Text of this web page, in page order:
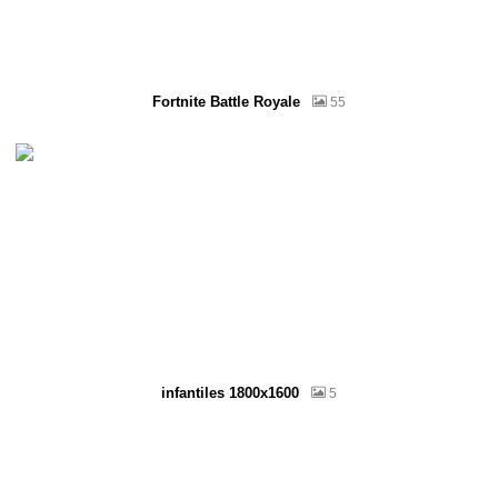
Fortnite Battle Royale 55
infantiles 1800x1600 5